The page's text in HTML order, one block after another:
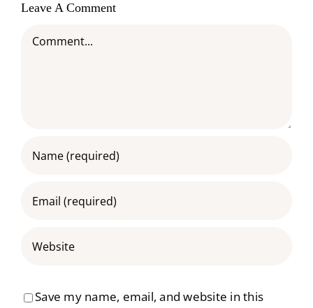
Leave A Comment
Comment
Save my name, email, and website in this